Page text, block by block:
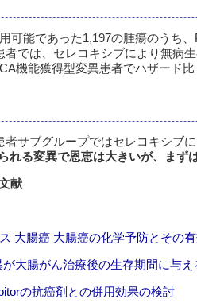
可能であった1,197の腫瘍のうち
者では、セレコキシブにより無病
機能獲得型変異患者でハザード
サブグループではセレコキシブ
れる変異で恩恵は大きいが、まず
献
大腸癌 大腸癌の化学予防とその
大腸がん治療後の生存期間に与え
の抗癌剤との併用効果の検討